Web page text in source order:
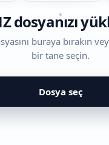
dosyanızı
buraya bırakın
bir tane seçin.
Dosya seç